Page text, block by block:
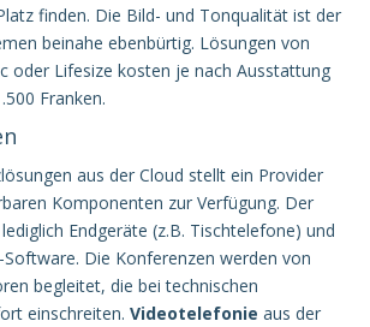
finden. Die Bild- und Tonqualität ist der
beinahe ebenbürtig. Lösungen von
oder Lifesize kosten je nach Ausstattung
Franken.
aus der Cloud stellt ein Provider
Komponenten zur Verfügung. Der
Endgeräte (z.B. Tischtelefone) und
Die Konferenzen werden von
begleitet, die bei technischen
einschreiten. Videotelefonie aus der